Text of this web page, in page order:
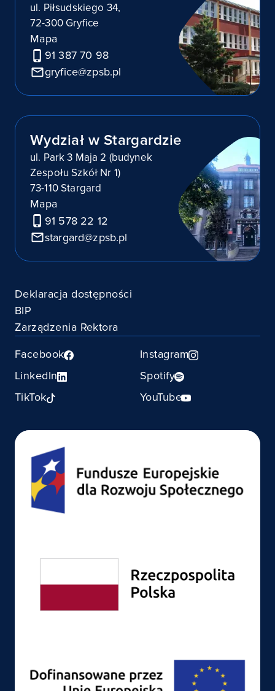
ul. Piłsudskiego 34,
72-300 Gryfice
Mapa
91 387 70 98
gryfice@zpsb.pl
Wydział w Stargardzie
ul. Park 3 Maja 2 (budynek
Zespołu Szkół Nr 1)
73-110 Stargard
Mapa
91 578 22 12
stargard@zpsb.pl
Deklaracja dostępności
BIP
Zarządzenia Rektora
Facebook
Instagram
LinkedIn
Spotify
TikTok
YouTube